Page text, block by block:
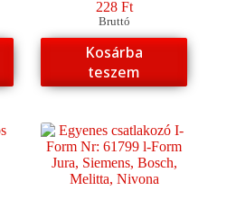
228 Ft
Bruttó
Kosárba
teszem